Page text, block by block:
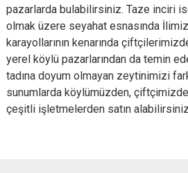
pazarlarda bulabilirsiniz. Taze inciri
olmak üzere seyahat esnasında İlimiz
karayollarının kenarında
yerel köylü pazarlarından da temin
tadına doyum olmayan zeytinimizi
sunumlarda köylümüzden,
çeşitli işletmelerden satın